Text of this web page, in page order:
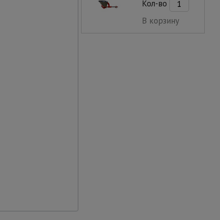
и воздействие
без малейшего
и агрессивных
вышку силами
Кол-во
В корзину